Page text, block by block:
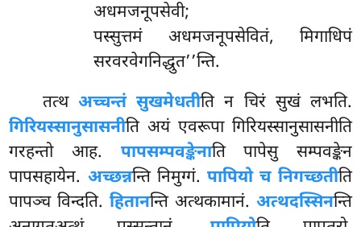
अधमजनूपसेवी;
पस्सुत्तमं अधमजनूपसेवितं, मिगाधिपं
सरवरवेगनिद्धुत’’न्ति.
तत्थअच्चन्तं सुखमेधतीति न चिरं सुखं लभति.
गिरियस्सानुसासनीति अयं एवरूपा गिरियस्सानुसासनीति
गरहन्तो आह. पापसम्पवङ्केनाति पापेसु सम्पवङ्केन
पापसहायेन. अच्छन्नन्ति निमुग्गं.पापियो च निगच्छतीति
पापञ्च विन्दति. हितानन्ति अत्थकामानं. अत्थदस्सिनन्ति